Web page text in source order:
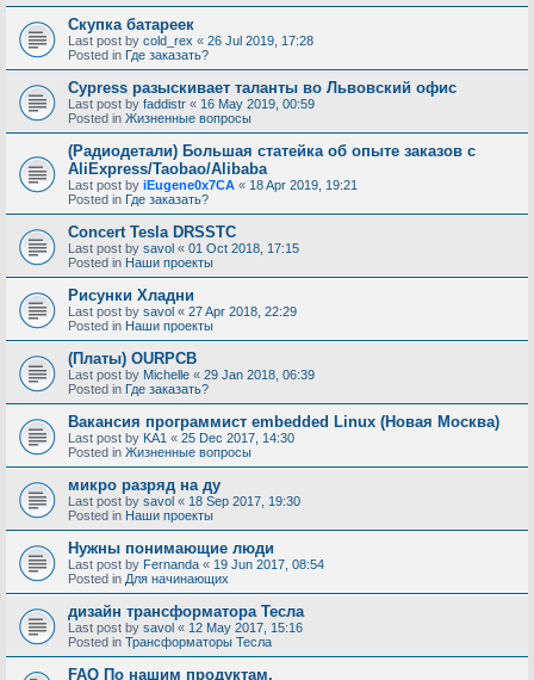
Скупка батареек
Last post by cold_rex « 26 Jul 2019, 17:28
Posted in Где заказать?
Cypress разыскивает таланты во Львовский офис
Last post by faddistr « 16 May 2019, 00:59
Posted in Жизненные вопросы
(Радиодетали) Большая статейка об опыте заказов с
AliExpress/Taobao/Alibaba
Last post by iEugene0x7CA « 18 Apr 2019, 19:21
Posted in Где заказать?
Concert Tesla DRSSTC
Last post by savol « 01 Oct 2018, 17:15
Posted in Наши проекты
Рисунки Хладни
Last post by savol « 27 Apr 2018, 22:29
Posted in Наши проекты
(Платы) OURPCB
Last post by Michelle « 29 Jan 2018, 06:39
Posted in Где заказать?
Вакансия программист embedded Linux (Новая Москва)
Last post by KA1 « 25 Dec 2017, 14:30
Posted in Жизненные вопросы
микро разряд на ду
Last post by savol « 18 Sep 2017, 19:30
Posted in Наши проекты
Нужны понимающие люди
Last post by Fernanda « 19 Jun 2017, 08:54
Posted in Для начинающих
дизайн трансформатора Тесла
Last post by savol « 12 May 2017, 15:16
Posted in Трансформаторы Тесла
FAQ По нашим продуктам.